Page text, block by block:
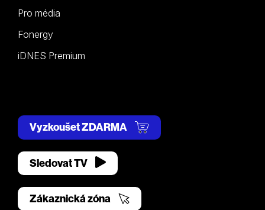
Pro média
Fonergy
iDNES Premium
Vyzkoušet ZDARMA
Sledovat TV
Zákaznická zóna